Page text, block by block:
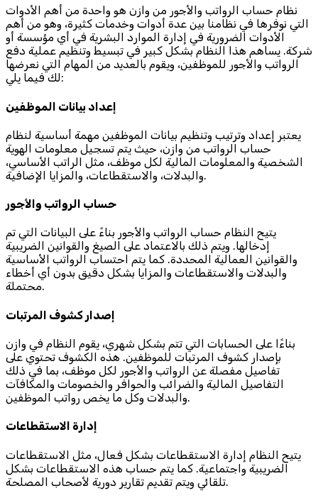
نظام حساب الرواتب والأجور من وازن هو واحدة من أهم الأدوات
التي نوفرها في نظامنا بين عدة أدوات وخدمات كثيرة، وهو من أهم
الأدوات الضرورية في إدارة الموارد البشرية في أي مؤسسة أو
شركة. يساهم هذا النظام بشكل كبير في تبسيط وتنظيم عملية دفع
الرواتب والأجور للموظفين، ويقوم بالعديد من المهام التي نعرضها
لك فيما يلي:
إعداد بيانات الموظفين
يعتبر إعداد وترتيب وتنظيم بيانات الموظفين مهمة أساسية لنظام
حساب الرواتب من وازن، حيث يتم تسجيل معلومات الهوية
الشخصية والمعلومات المالية لكل موظف، مثل الراتب الأساسي،
والبدلات، والاستقطاعات، والمزايا الإضافية.
حساب الرواتب والأجور
يتيح النظام حساب الرواتب والأجور بناءً على البيانات التي تم
إدخالها. ويتم ذلك بالاعتماد على الصيغ والقوانين الضريبية
والقوانين العمالية المحددة. كما يتم احتساب الرواتب الأساسية
والبدلات والاستقطاعات والمزايا بشكل دقيق بدون أي أخطاء
محتملة.
إصدار كشوف المرتبات
بناءًا على الحسابات التي تتم بشكل شهري، يقوم النظام في وازن
بإصدار كشوف المرتبات للموظفين. هذه الكشوف تحتوي على
تفاصيل مفصلة عن الرواتب والأجور لكل موظف، بما في ذلك
التفاصيل المالية والضرائب والحوافر والخصومات والمكافآت
والبدلات وكل ما يخص رواتب الموظفين.
إدارة الاستقطاعات
يتيح النظام إدارة الاستقطاعات بشكل فعال، مثل الاستقطاعات
الضريبية واجتماعية. كما يتم حساب هذه الاستقطاعات بشكل
تلقائي ويتم تقديم تقارير دورية لأصحاب المصلحة.